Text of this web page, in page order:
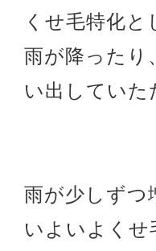
くせ毛特化
雨が降ったり
い出してい
雨が少しずつ
いよいよくせ